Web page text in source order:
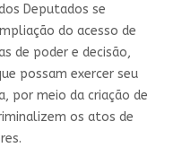
Deputados se
do acesso de
de poder e decisão,
possam exercer seu
por meio da criação de
os atos de